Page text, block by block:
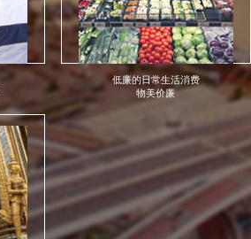
低廉的日常生活消费
物美价廉